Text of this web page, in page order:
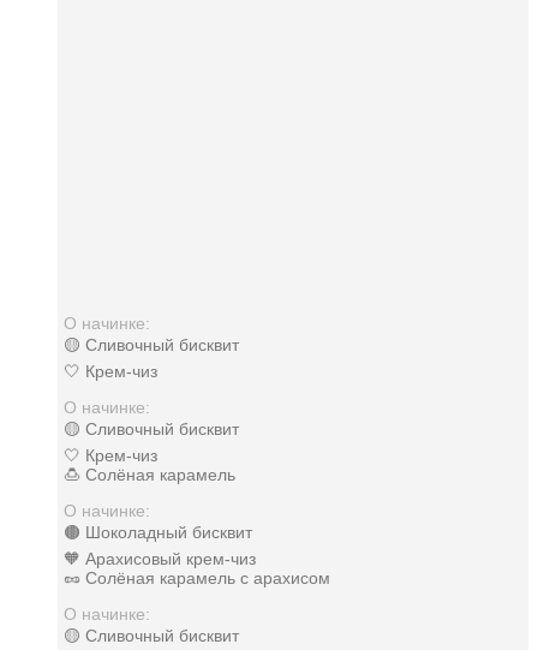
О начинке:
🟡 Сливочный бисквит
🤍 Крем-чиз
О начинке:
🟡 Сливочный бисквит
🤍 Крем-чиз
🍮 Солёная карамель
О начинке:
🟤 Шоколадный бисквит
🧡 Арахисовый крем-чиз
🥜 Солёная карамель с арахисом
О начинке:
🟡 Сливочный бисквит